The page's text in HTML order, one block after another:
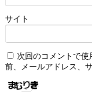
サイト
次回のコメントで使
前、メールアドレス、